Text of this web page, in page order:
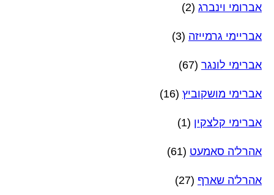
אברומי וינברג (2)
אבריימי גרמייזה (3)
אברימי לונגר (67)
אברימי מושקוביץ (16)
אברימי קלצקין (1)
אהרל'ה סאמעט (61)
אהרל'ה שארף (27)